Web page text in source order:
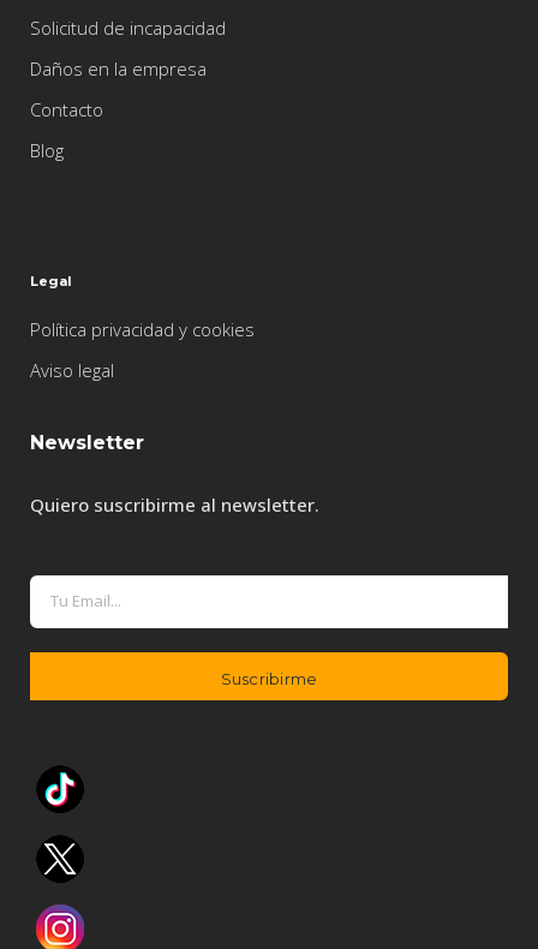
Solicitud de incapacidad
Daños en la empresa
Contacto
Blog
Legal
Política privacidad y cookies
Aviso legal
Newsletter
Quiero suscribirme al newsletter.
r
a